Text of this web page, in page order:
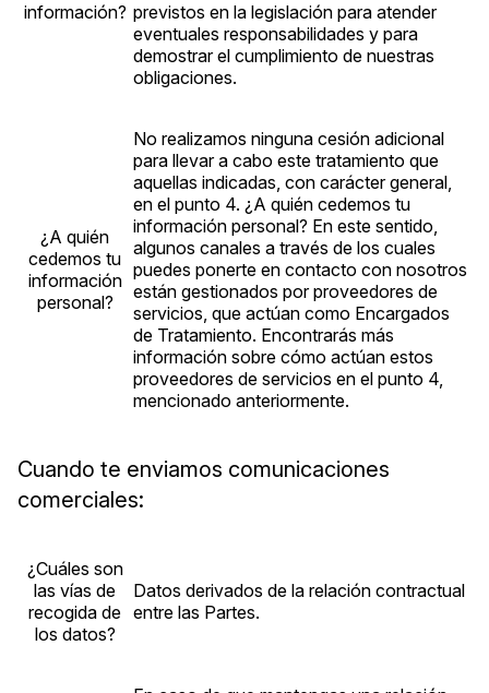
información? previstos en la legislación para atender
eventuales responsabilidades y para
demostrar el cumplimiento de nuestras
obligaciones.
¿A quién
cedemos tu
información
personal?
No realizamos ninguna cesión adicional
para llevar a cabo este tratamiento que
aquellas indicadas, con carácter general,
en el punto 4. ¿A quién cedemos tu
información personal? En este sentido,
algunos canales a través de los cuales
puedes ponerte en contacto con nosotros
están gestionados por proveedores de
servicios, que actúan como Encargados
de Tratamiento. Encontrarás más
información sobre cómo actúan estos
proveedores de servicios en el punto 4,
mencionado anteriormente.
Cuando te enviamos comunicaciones
comerciales:
¿Cuáles son
las vías de
recogida de
los datos?
Datos derivados de la relación contractual
entre las Partes.